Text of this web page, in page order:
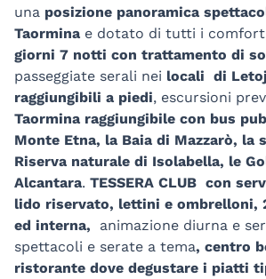
una posizione panoramica
Taormina e dotato di tutti i
giorni 7 notti con trattamento di
passeggiate serali nei locali di
raggiungibili a piedi, escursioni
Taormina raggiungibile con bus
Monte Etna, la Baia di Mazzarò, la
Riserva naturale di Isolabella, le
Alcantara. TESSERA CLUB con
lido riservato, lettini e ombrelloni,
ed interna, animazione diurna e
spettacoli e serate a tema, centro
ristorante dove degustare i piatti